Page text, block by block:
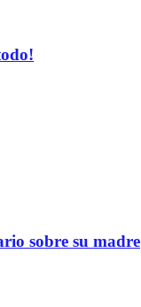
sobre su madre